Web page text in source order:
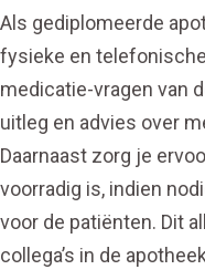
Als gediplomeerde
fysieke en
medicatie-vragen van
uitleg en advies over
Daarnaast zorg je
voorradig is, indien
voor de patiënten. Dit
collega’s in de